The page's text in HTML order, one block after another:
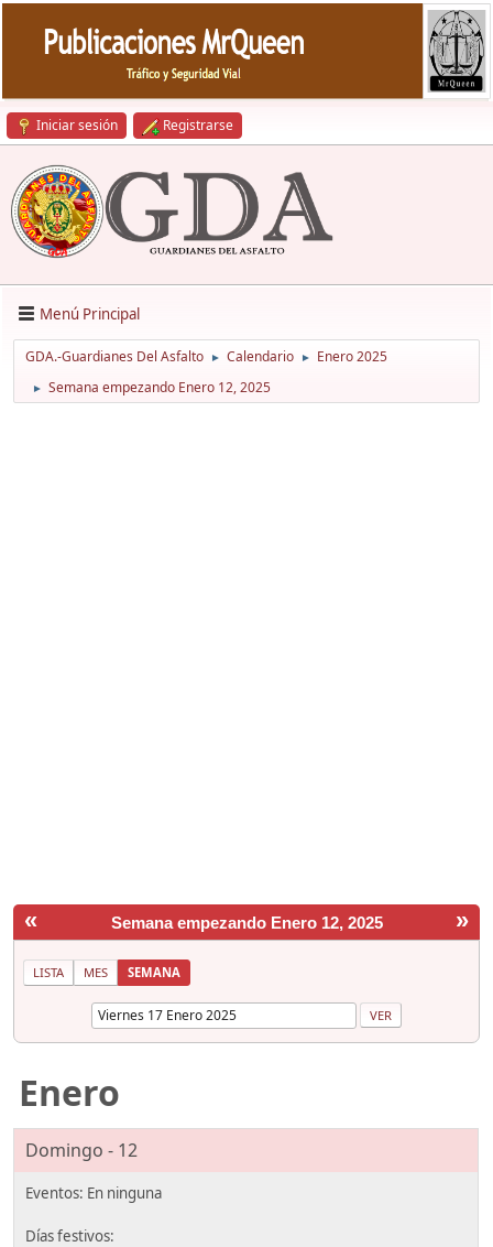
Iniciar sesión Registrarse
Menú Principal
GDA.-Guardianes Del Asfalto ► Calendario ► Enero 2025
► Semana empezando Enero 12, 2025
« »
Semana empezando Enero 12, 2025
LISTA MES SEMANA
Enero
Domingo - 12